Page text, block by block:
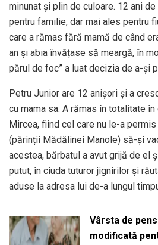
minunat și plin de culoare. 12 ani
pentru familie, dar mai ales pentru
care a rămas fără mamă de când
an și abia învățase să meargă, în
părul de foc” a luat decizia de a-și
Petru Junior are 12 anișori și a
cu mama sa. A rămas în totalitate
Mircea, fiind cel care nu le-a
(părinții Mădălinei Manole) să-și
acestea, bărbatul a avut grijă de el
putut, în ciuda tuturor jignirilor și
aduse la adresa lui de-a lungul
Vârsta de
modificată